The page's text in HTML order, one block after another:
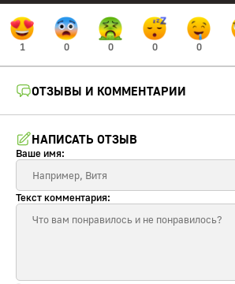
1 0 0 0 0
ОТЗЫВЫ И КОММЕНТАРИИ
НАПИСАТЬ ОТЗЫВ
Ваше имя:
Текст комментария: